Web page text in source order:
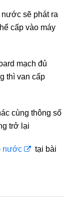
nước sẽ phát ra
cấp vào máy
mạch đủ
thì van cấp
cùng thông số
trở lại
nước
tại bài